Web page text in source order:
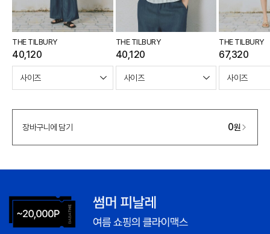
THE TILBURY
40,120
THE TILBURY
40,120
THE TILBURY
67,320
장바구니에 담기 0원